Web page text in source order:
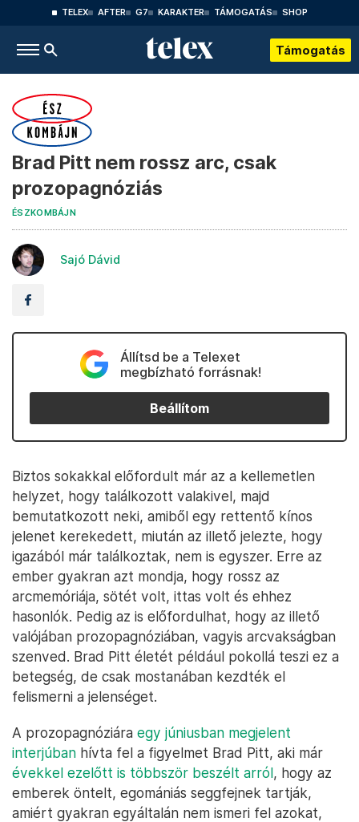
TELEX AFTER G7 KARAKTER TÁMOGATÁS SHOP
Támogatás
Brad Pitt nem rossz arc, csak
prozopagnóziás
ÉSZKOMBÁJN
Sajó Dávid
Állítsd be a Telexet
megbízható forrásnak!
Beállítom
Biztos sokakkal előfordult már az a kellemetlen
helyzet, hogy találkozott valakivel, majd
bemutatkozott neki, amiből egy rettentő kínos
jelenet kerekedett, miután az illető jelezte, hogy
igazából már találkoztak, nem is egyszer. Erre az
ember gyakran azt mondja, hogy rossz az
arcmemóriája, sötét volt, ittas volt és ehhez
hasonlók. Pedig az is előfordulhat, hogy az illető
valójában prozopagnóziában, vagyis arcvakságban
szenved. Brad Pitt életét például pokollá teszi ez a
betegség, de csak mostanában kezdték el
felismerni a jelenséget.
A prozopagnóziára egy júniusban megjelent
interjúban hívta fel a figyelmet Brad Pitt, aki már
évekkel ezelőtt is többször beszélt arról, hogy az
emberek öntelt, egomániás seggfejnek tartják,
amiért gyakran egyáltalán nem ismeri fel azokat,